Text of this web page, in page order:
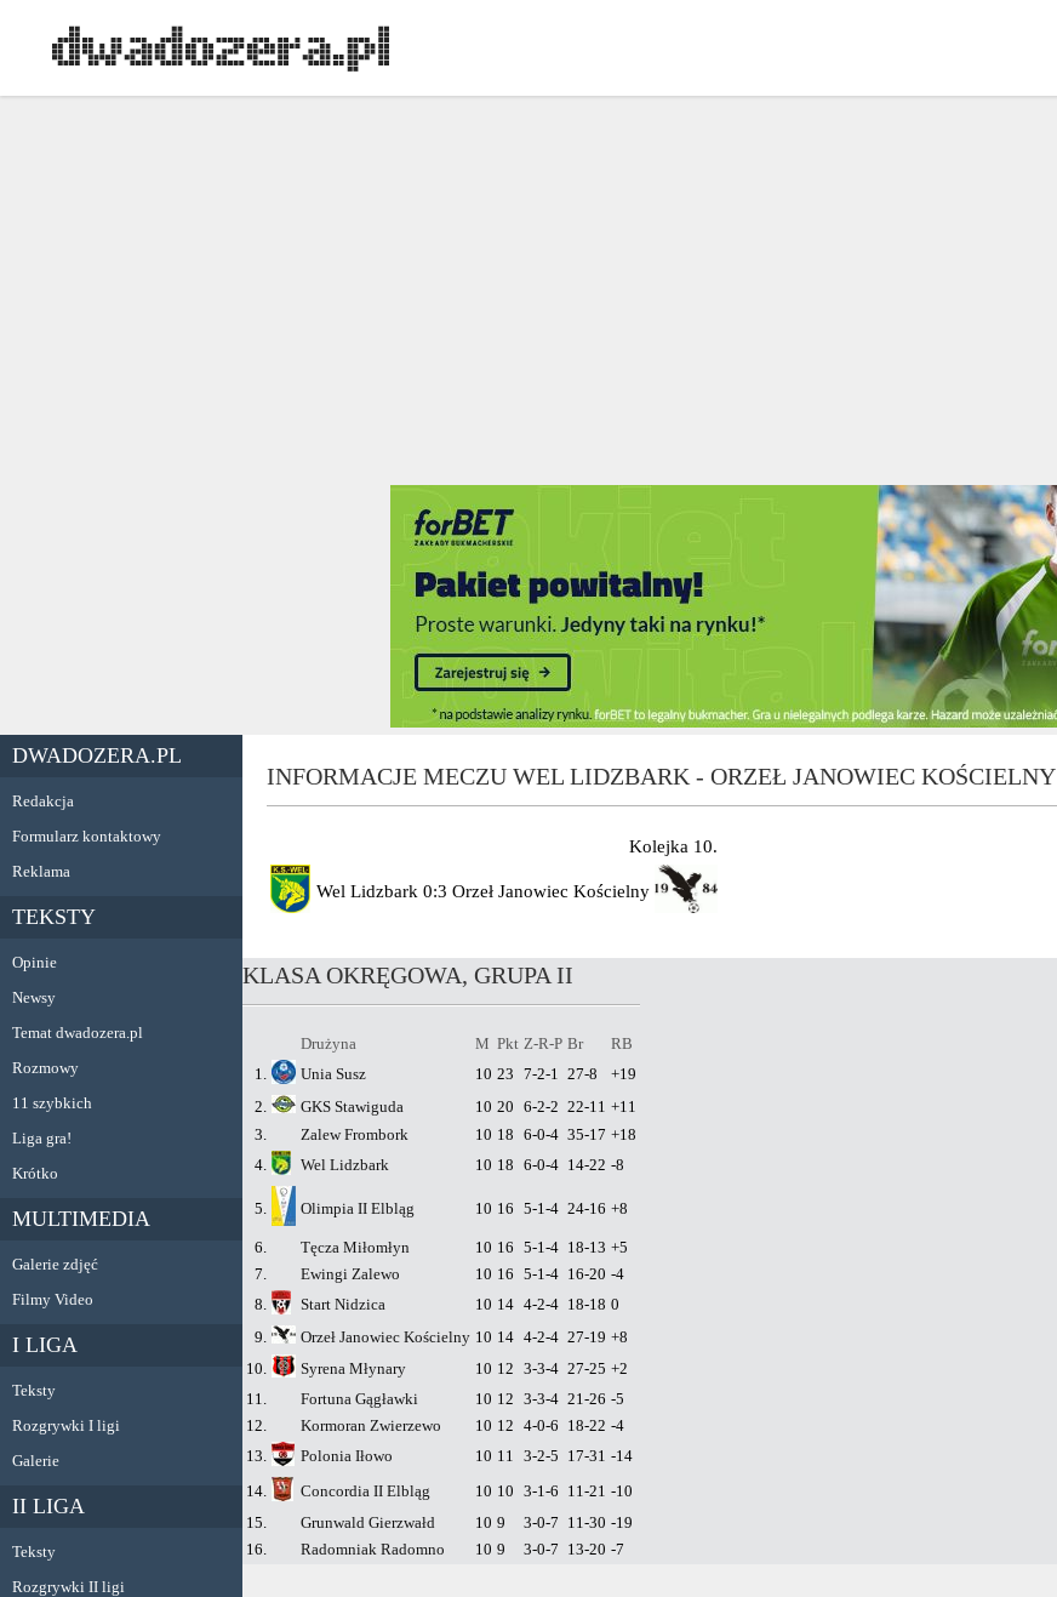
DWADOZERA.PL
Redakcja
Formularz kontaktowy
Reklama
TEKSTY
Opinie
Newsy
Temat dwadozera.pl
Rozmowy
11 szybkich
Liga gra!
Krótko
MULTIMEDIA
Galerie zdjęć
Filmy Video
I LIGA
Teksty
Rozgrywki I ligi
Galerie
II LIGA
Teksty
Rozgrywki II ligi
INFORMACJE MECZU WEL LIDZBARK - ORZEŁ JANOWIEC KOŚCIELNY
Kolejka 10.
Wel Lidzbark 0:3 Orzeł Janowiec Kościelny
KLASA OKRĘGOWA, GRUPA II
Drużyna M Pkt Z-R-P Br
RB
1.
Unia Susz 10 23 7-2-1 27-8
+19
2.
GKS Stawiguda 10 20 6-2-2 22-11 +11
3.
Zalew Frombork 10 18 6-0-4 35-17 +18
4.
Wel Lidzbark 10 18 6-0-4 14-22 -8
5. Olimpia II Elbląg 10 16 5-1-4 24-16 +8
6. Tęcza Miłomłyn 10 16 5-1-4 18-13 +5
7.
Ewingi Zalewo 10 16 5-1-4 16-20 -4
8.
Start Nidzica 10 14 4-2-4 18-18 0
9.
Orzeł Janowiec Kościelny 10 14 4-2-4 27-19 +8
10.
Syrena Młynary 10 12 3-3-4 27-25 +2
11.
Fortuna Gągławki 10 12 3-3-4 21-26 -5
12.
Kormoran Zwierzewo 10 12 4-0-6 18-22 -4
13.
Polonia Iłowo 10 11 3-2-5 17-31 -14
14.
Concordia II Elbląg 10 10 3-1-6 11-21 -10
15.
Grunwald Gierzwałd 10 9 3-0-7 11-30 -19
16.
Radomniak Radomno 10 9 3-0-7 13-20 -7